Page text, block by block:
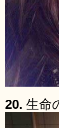
20. 生命